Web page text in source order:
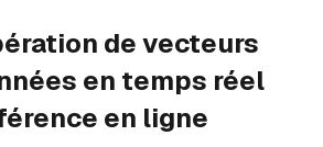
de vecteurs
en temps réel
en ligne